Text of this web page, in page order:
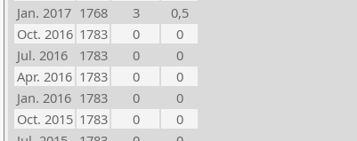
Jan. 2017 1768 3
0,5
Oct. 2016 1783 0
0
Jul. 2016
1783 0
0
Apr. 2016 1783 0
0
Jan. 2016 1783 0
0
Oct. 2015 1783 0
0